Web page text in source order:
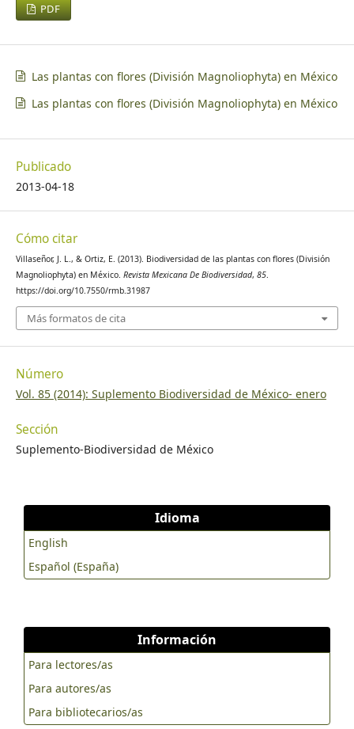
PDF
Las plantas con flores (División Magnoliophyta) en México
Las plantas con flores (División Magnoliophyta) en México
Publicado
2013-04-18
Cómo citar
Villaseñor, J. L., & Ortiz, E. (2013). Biodiversidad de las plantas con flores (División
Magnoliophyta) en México. Revista Mexicana De Biodiversidad, 85.
https://doi.org/10.7550/rmb.31987
Más formatos de cita
Número
Vol. 85 (2014): Suplemento Biodiversidad de México- enero
Sección
Suplemento-Biodiversidad de México
Idioma
English
Español (España)
Información
Para lectores/as
Para autores/as
Para bibliotecarios/as